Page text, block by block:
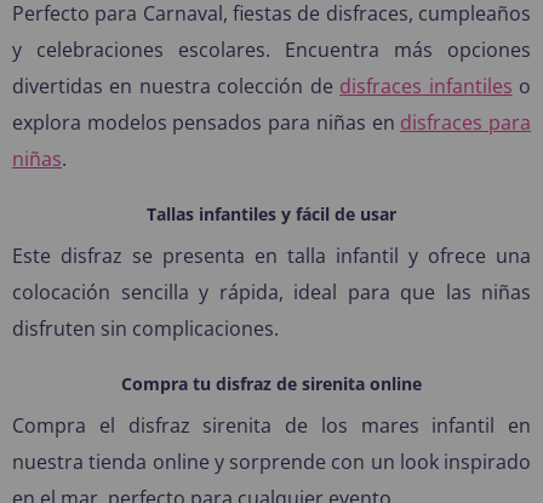
Perfecto para Carnaval, fiestas de disfraces, cumpleaños
y celebraciones escolares. Encuentra más opciones
divertidas en nuestra colección de disfraces infantiles o
explora modelos pensados para niñas en disfraces para
niñas.
Tallas infantiles y fácil de usar
Este disfraz se presenta en talla infantil y ofrece una
colocación sencilla y rápida, ideal para que las niñas
disfruten sin complicaciones.
Compra tu disfraz de sirenita online
Compra el disfraz sirenita de los mares infantil en
nuestra tienda online y sorprende con un look inspirado